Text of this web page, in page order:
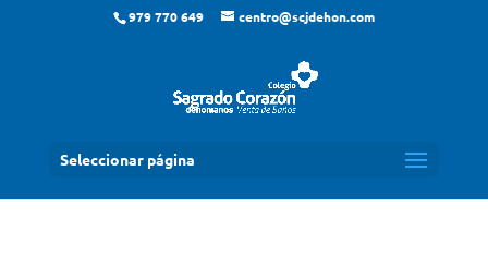
979 770 649 centro@scjdehon.com
Seleccionar página